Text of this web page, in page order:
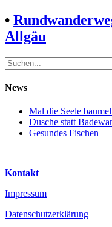
•
Allgäu
Suche
nach:
News
Mal die Seele
Dusche statt
Gesundes Fischen
Kontakt
Impressum
Datenschutzerklärung